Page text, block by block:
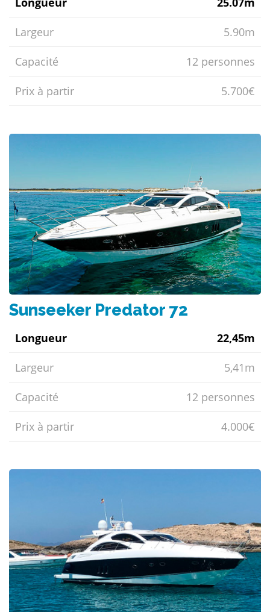
Largeur 5.90m
Capacité 12 personnes
Prix ​​à partir 5.700€
Sunseeker Predator 72
Longueur 22,45m
Largeur 5,41m
Capacité 12 personnes
Prix ​​à partir 4.000€